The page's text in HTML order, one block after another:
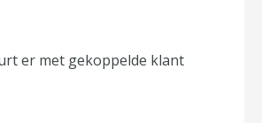
er met gekoppelde klant